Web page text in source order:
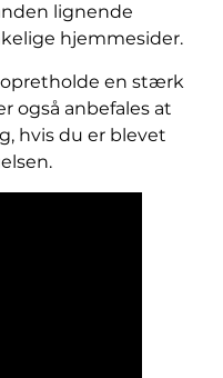
lignende
hjemmesider.
opretholde en stærk
også anbefales at
hvis du er blevet